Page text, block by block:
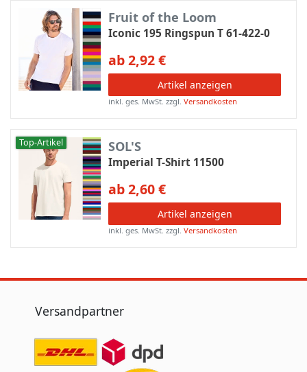
Fruit of the Loom
Iconic 195 Ringspun T 61-422-0
ab 2,92 €
Artikel anzeigen
inkl. ges. MwSt. zzgl.Versandkosten
Top-Artikel SOL'S
Imperial T-Shirt 11500
ab 2,60 €
Artikel anzeigen
inkl. ges. MwSt. zzgl.Versandkosten
Versandpartner